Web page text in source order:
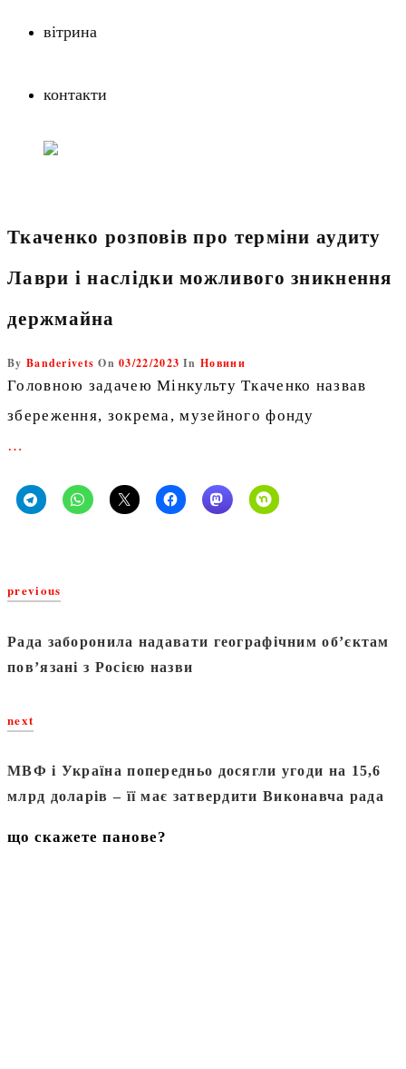
вітрина
контакти
Ткаченко розповів про терміни аудиту
Лаври і наслідки можливого зникнення
держмайна
By Banderivets On03/22/2023 InНовини
Головною задачею Мінкульту Ткаченко назвав
збереження, зокрема, музейного фонду
…
previous
Рада заборонила надавати географічним обʼєктам
повʼязані з Росією назви
next
МВФ і Україна попередньо досягли угоди на 15,6
млрд доларів – її має затвердити Виконавча рада
що скажете панове?